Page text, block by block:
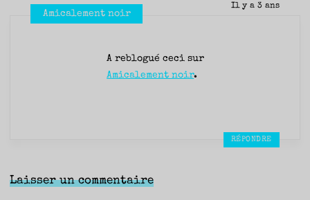
Il y a 3 ans
Amicalement noir
A reblogué ceci sur
Amicalement noir.
RÉPONDRE
Laisser un commentaire